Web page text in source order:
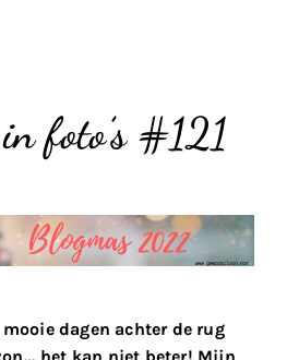
foto’s #121
dagen achter de rug